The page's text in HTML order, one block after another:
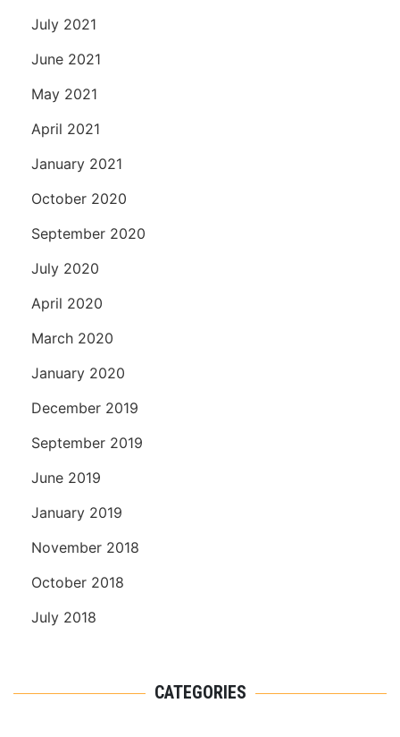
July 2021
June 2021
May 2021
April 2021
January 2021
October 2020
September 2020
July 2020
April 2020
March 2020
January 2020
December 2019
September 2019
June 2019
January 2019
November 2018
October 2018
July 2018
CATEGORIES